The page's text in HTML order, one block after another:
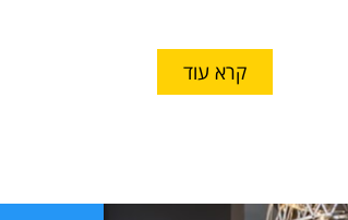
קרא עוד